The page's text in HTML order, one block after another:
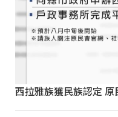
西拉雅族獲民族認定